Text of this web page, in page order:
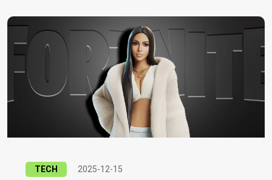
TECH 2025-12-15